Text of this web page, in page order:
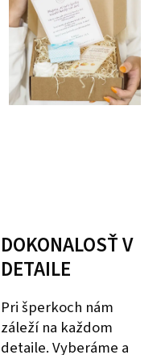
DOKONALOSŤ V
DETAILE
Pri šperkoch nám
záleží na každom
detaile. Vyberáme a